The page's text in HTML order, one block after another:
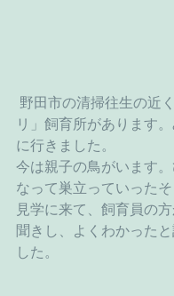
リ」飼育所があります
に行きました。
今は親子の鳥がいます。
なって巣立っていったそ
見学に来て、飼育員の
聞きし、よくわかった
した。